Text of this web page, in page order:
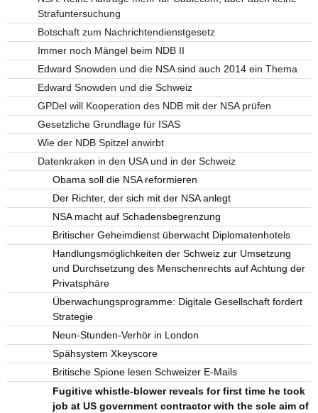
Strafuntersuchung
Botschaft zum Nachrichtendienstgesetz
Immer noch Mängel beim NDB II
Edward Snowden und die NSA sind auch 2014 ein Thema
Edward Snowden und die Schweiz
GPDel will Kooperation des NDB mit der NSA prüfen
Gesetzliche Grundlage für ISAS
Wie der NDB Spitzel anwirbt
Datenkraken in den USA und in der Schweiz
Obama soll die NSA reformieren
Der Richter, der sich mit der NSA anlegt
NSA macht auf Schadensbegrenzung
Britischer Geheimdienst überwacht Diplomatenhotels
Handlungsmöglichkeiten der Schweiz zur Umsetzung
und Durchsetzung des Menschenrechts auf Achtung der
Privatsphäre
Überwachungsprogramme: Digitale Gesellschaft fordert
Strategie
Neun-Stunden-Verhör in London
Spähsystem Xkeyscore
Britische Spione lesen Schweizer E-Mails
Fugitive whistle-blower reveals for first time he took
job at US government contractor with the sole aim of